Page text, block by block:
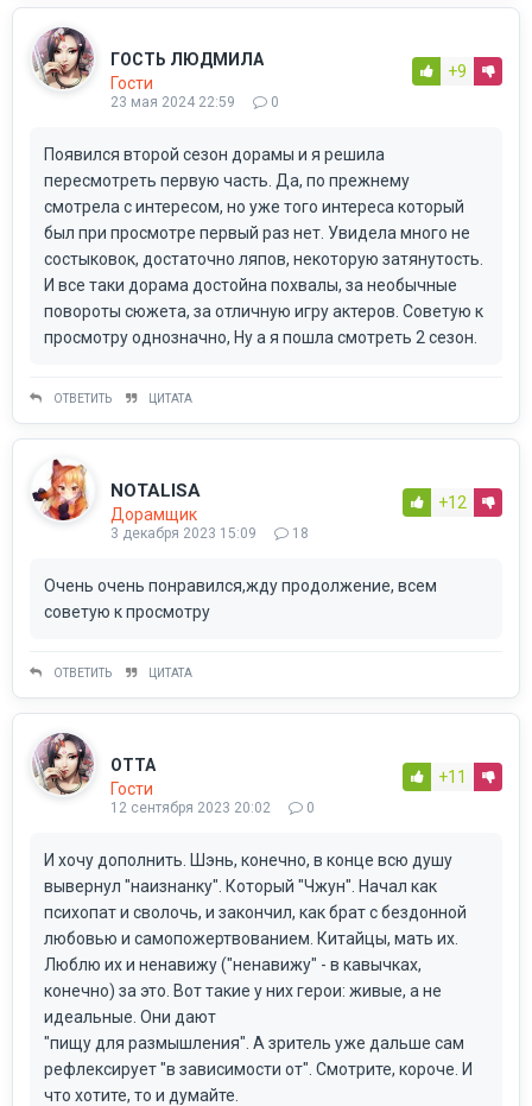
ГОСТЬ ЛЮДМИЛА
Гости
23 мая 2024 22:59 0
+9
Появился второй сезон дорамы и я решила
пересмотреть первую часть. Да, по прежнему
смотрела с интересом, но уже того интереса который
был при просмотре первый раз нет. Увидела много не
состыковок, достаточно ляпов, некоторую затянутость.
И все таки дорама достойна похвалы, за необычные
повороты сюжета, за отличную игру актеров. Советую к
просмотру однозначно, Ну а я пошла смотреть 2 сезон.
ОТВЕТИТЬ ЦИТАТА
NOTALISA
Дорамщик
3 декабря 2023 15:09 18
+12
Очень очень понравился,жду продолжение, всем
советую к просмотру
ОТВЕТИТЬ ЦИТАТА
ОТТА
Гости
12 сентября 2023 20:02 0
+11
И хочу дополнить. Шэнь, конечно, в конце всю душу
вывернул "наизнанку". Который "Чжун". Начал как
психопат и сволочь, и закончил, как брат с бездонной
любовью и самопожертвованием. Китайцы, мать их.
Люблю их и ненавижу ("ненавижу" - в кавычках,
конечно) за это. Вот такие у них герои: живые, а не
идеальные. Они дают
"пищу для размышления". А зритель уже дальше сам
рефлексирует "в зависимости от". Смотрите, короче. И
что хотите, то и думайте.